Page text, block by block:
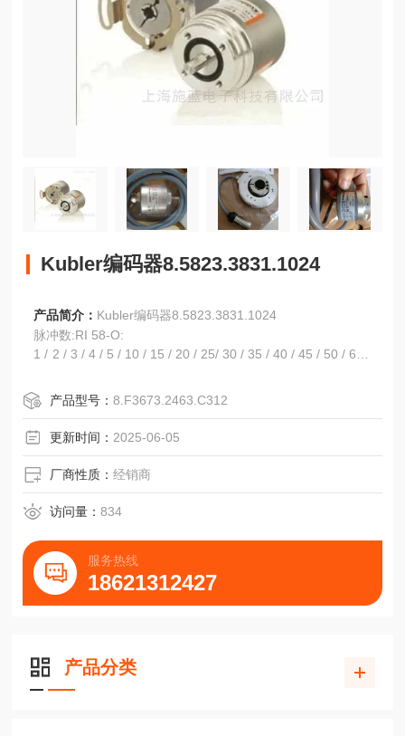
Kubler编码器8.5823.3831.1024
产品简介： Kubler编码器8.5823.3831.1024
脉冲数:RI 58-O:
1 / 2 / 3 / 4 / 5 / 10 / 15 / 20 / 25/ 30 / 35 / 40 / 45 / 50 / 60 /
128 /144 / 150 / 180 / 200 / 230 / 250 / 256 / 300 / 314 / 3
产品型号：8.F3673.2463.C312
更新时间： 2025-06-05
厂商性质：经销商
访问量：834
服务热线
18621312427
产品分类